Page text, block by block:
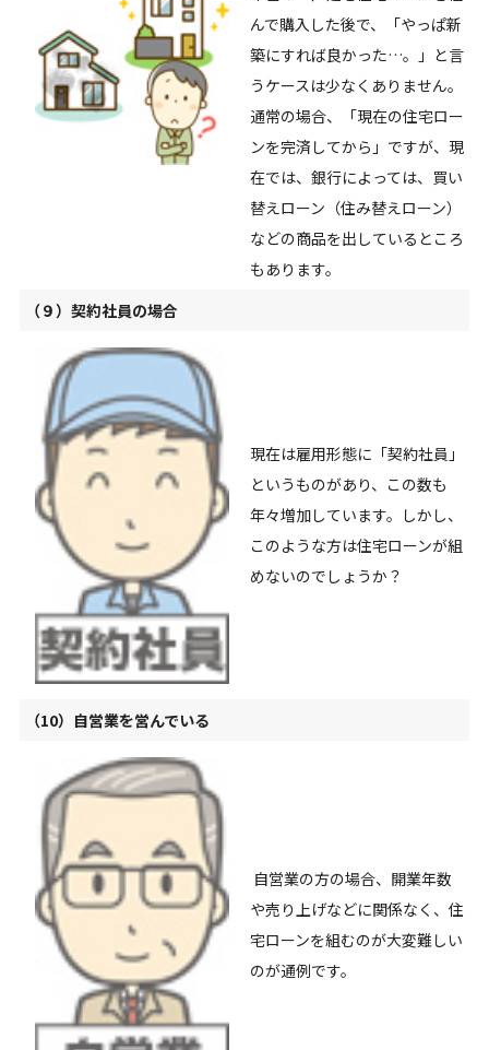
んで購入した後で、「やっぱ新
築にすれば良かった…。」と言
うケースは少なくありません。
通常の場合、「現在の住宅ロー
ンを完済してから」ですが、現
在では、銀行によっては、買い
替えローン（住み替えローン）
などの商品を出しているところ
もあります。
（９）契約社員の場合
現在は雇用形態に「契約社員」
というものがあり、この数も
年々増加しています。しかし、
このような方は住宅ローンが組
めないのでしょうか？
（10）自営業を営んでいる
自営業の方の場合、開業年数
や売り上げなどに関係なく、住
宅ローンを組むのが大変難しい
のが通例です。